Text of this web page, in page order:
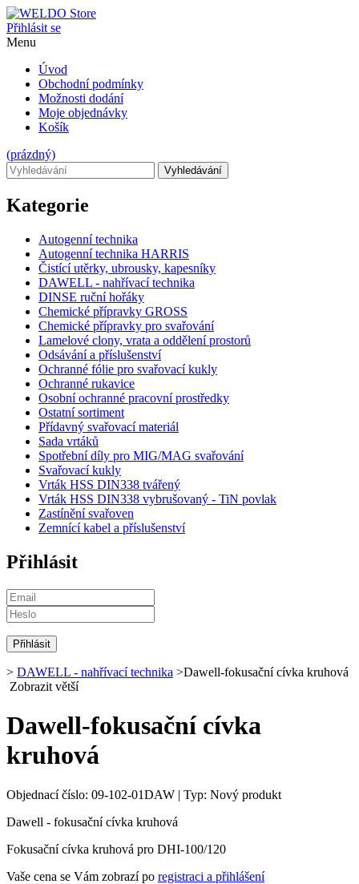
Přihlásit se
Menu
Úvod
Obchodní podmínky
Možnosti dodání
Moje objednávky
Košík
(prázdný)
Vyhledávání
Kategorie
Autogenní technika
Autogenní technika HARRIS
Čistící utěrky, ubrousky, kapesníky
DAWELL - nahřívací technika
DINSE ruční hořáky
Chemické přípravky GROSS
Chemické přípravky pro svařování
Lamelové clony, vrata a oddělení prostorů
Odsávání a příslušenství
Ochranné fólie pro svařovací kukly
Ochranné rukavice
Osobní ochranné pracovní prostředky
Ostatní sortiment
Přídavný svařovací materiál
Sada vrtáků
Spotřební díly pro MIG/MAG svařování
Svařovací kukly
Vrták HSS DIN338 tvářený
Vrták HSS DIN338 vybrušovaný - TiN povlak
Zastínění svařoven
Zemnící kabel a příslušenství
Přihlásit
> DAWELL - nahřívací technika >Dawell-fokusační cívka kruhová
Zobrazit větší
Dawell-fokusační cívka
kruhová
Objednací číslo: 09-102-01DAW | Typ: Nový produkt
Dawell - fokusační cívka kruhová
Fokusační cívka kruhová pro DHI-100/120
Vaše cena se Vám zobrazí po registraci a přihlášení